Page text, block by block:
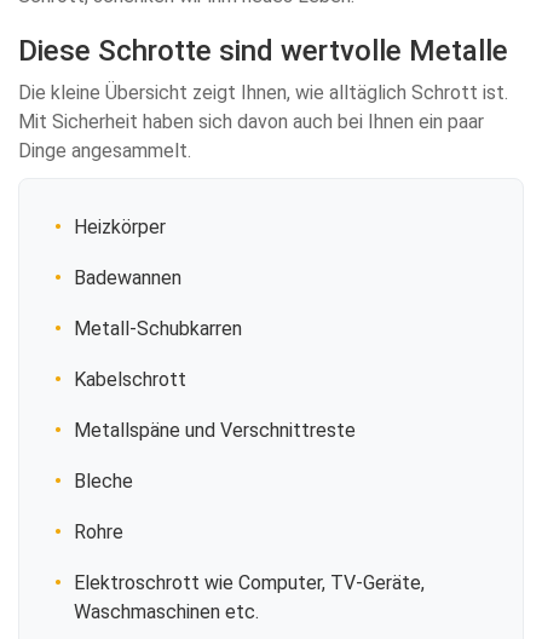
Diese Schrotte sind wertvolle Metalle
Die kleine Übersicht zeigt Ihnen, wie alltäglich Schrott ist.
Mit Sicherheit haben sich davon auch bei Ihnen ein paar
Dinge angesammelt.
Heizkörper
Badewannen
Metall-Schubkarren
Kabelschrott
Metallspäne und Verschnittreste
Bleche
Rohre
Elektroschrott wie Computer, TV-Geräte,
Waschmaschinen etc.